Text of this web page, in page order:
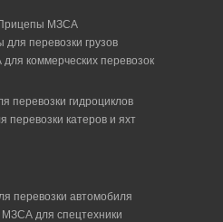
МЗСА
перевозки грузов
коммерческих перевозок
перевозки гидроциклов
перевозки катеров и яхт
перевозки автомобиля
для спецтехники